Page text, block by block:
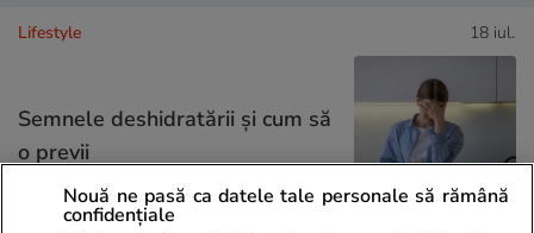
Lifestyle 18 iul.
Semnele deshidratării și cum să
o previi
Nouă ne pasă ca datele tale personale să rămână
confidențiale